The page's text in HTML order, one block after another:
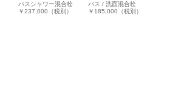
バスシャワー混合栓
￥237,000（税別）
バス / 洗面混合栓
￥185,000（税別）